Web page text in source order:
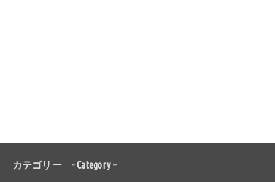
カテゴリー - Category –